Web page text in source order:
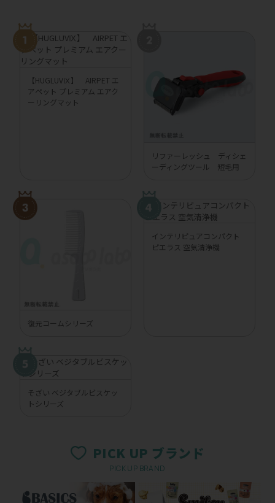
【HUGLUVⅨ】 AIRPET エ
アペット プレミアム エアク
ーリングマット
リファーレッシュ ディシェ
ーディングツール 短毛用
復元コームシリーズ
インテリピュアコンパクト
ピエラス 空気清浄機
そざい ベジタブルビスケッ
トシリーズ
PICK UP ブランド
PICK UP BRAND